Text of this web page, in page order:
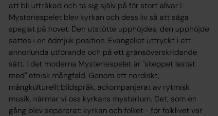
att bli uttråkad och ta sig själv på för stort allvar I
Mysteriespelet blev kyrkan och dess liv så att säga
speglat på hovet. Den utstötte upphöjdes, den upphöjde
sattes i en ödmjuk position. Evangeliet uttryckt i ett
annorlunda utförande och på ett gränsöverskridande
sätt. I det moderna Mysteriespelet är "skeppet lastat
med" etnisk mångfald. Genom ett nordiskt,
mångkulturellt bildspråk, ackompanjerat av rytmisk
musik, närmar vi oss kyrkans mysterium. Det, som en
gång blev separerat: kyrkan och folket - för folklivet var